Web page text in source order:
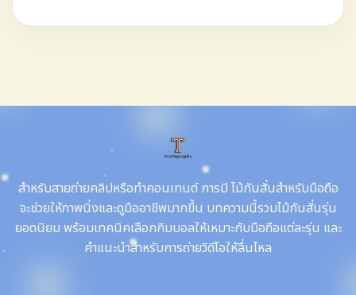
สำหรับสายถ่ายคลิปหรือทำคอนเทนต์ การมี ไม้กันสั่นสำหรับมือถือ
จะช่วยให้ภาพนิ่งและดูมืออาชีพมากขึ้น บทความนี้รวมไม้กันสั่นรุ่น
ยอดนิยม พร้อมเทคนิคเลือกกิมบอลให้เหมาะกับมือถือแต่ละรุ่น และ
คำแนะนำสำหรับการถ่ายวิดีโอให้ลื่นไหล